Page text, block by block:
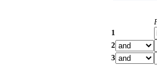
1
2
3